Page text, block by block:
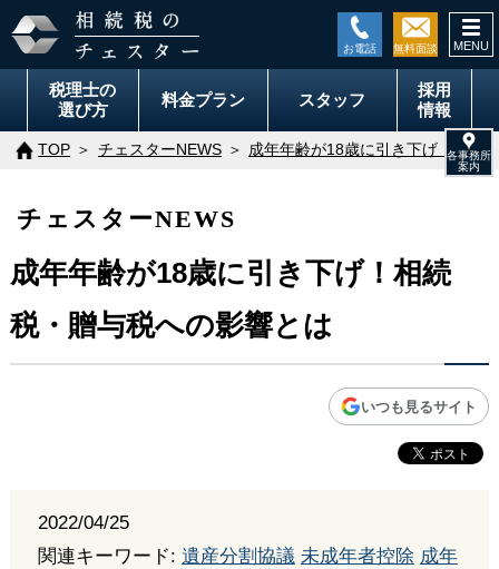
税理士の
選び方
料金プラン スタッフ
採用
情報
TOP チェスターNEWS 成年年齢が18歳に引き下げ！相続
チェスターNEWS
成年年齢が18歳に引き下げ！相続
税・贈与税への影響とは
いつも見るサイト
2022/04/25
関連キーワード: 遺産分割協議 未成年者控除 成年